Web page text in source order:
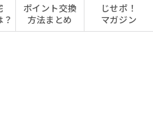
ポイント交換
方法まとめ
じせポ！
マガジン